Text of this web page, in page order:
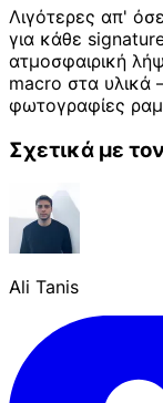
Λιγότερες απ'
για κάθε
ατμοσφαιρική
macro στα υλικά
φωτογραφίες
Σχετικά με
Ali Tanis